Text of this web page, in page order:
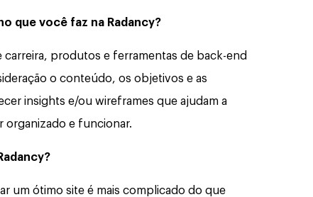
que você faz na Radancy?
produtos e ferramentas de back-end
o conteúdo, os objetivos e as
insights e/ou wireframes que ajudam a
organizado e funcionar.
um ótimo site é mais complicado do que